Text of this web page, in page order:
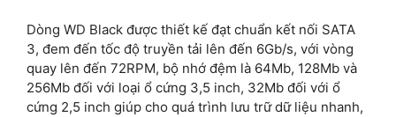
Dòng WD Black được thiết kế đạt chuẩn kết nối SATA
3, đem đến tốc độ truyền tải lên đến 6Gb/s, với vòng
quay lên đến 72RPM, bộ nhớ đệm là 64Mb, 128Mb và
256Mb đối với loại ổ cứng 3,5 inch, 32Mb đối với ổ
cứng 2,5 inch giúp cho quá trình lưu trữ dữ liệu nhanh,